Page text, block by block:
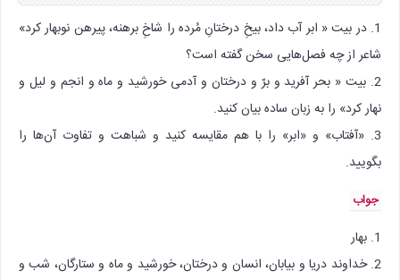
1. در بیت « ابر آب داد، بیخِ درختانِ مُرده را شاخِ برهنه، پیرهن نوبهار کرد»
شاعر از چه فصل‌هایی سخن گفته است؟
2. بیت « بحر آفرید و برّ و درختان و آدمی خورشید و ماه و انجم و لیل و
نهار کرد» را به زبان ساده بیان کنید.
3. «آفتاب» و «ابر» را با هم مقایسه کنید و شباهت و تفاوت آن‌ها را
بگویید.
جواب
1. بهار
2. خداوند دریا و بیابان، انسان و درختان، خورشید و ماه و ستارگان، شب و